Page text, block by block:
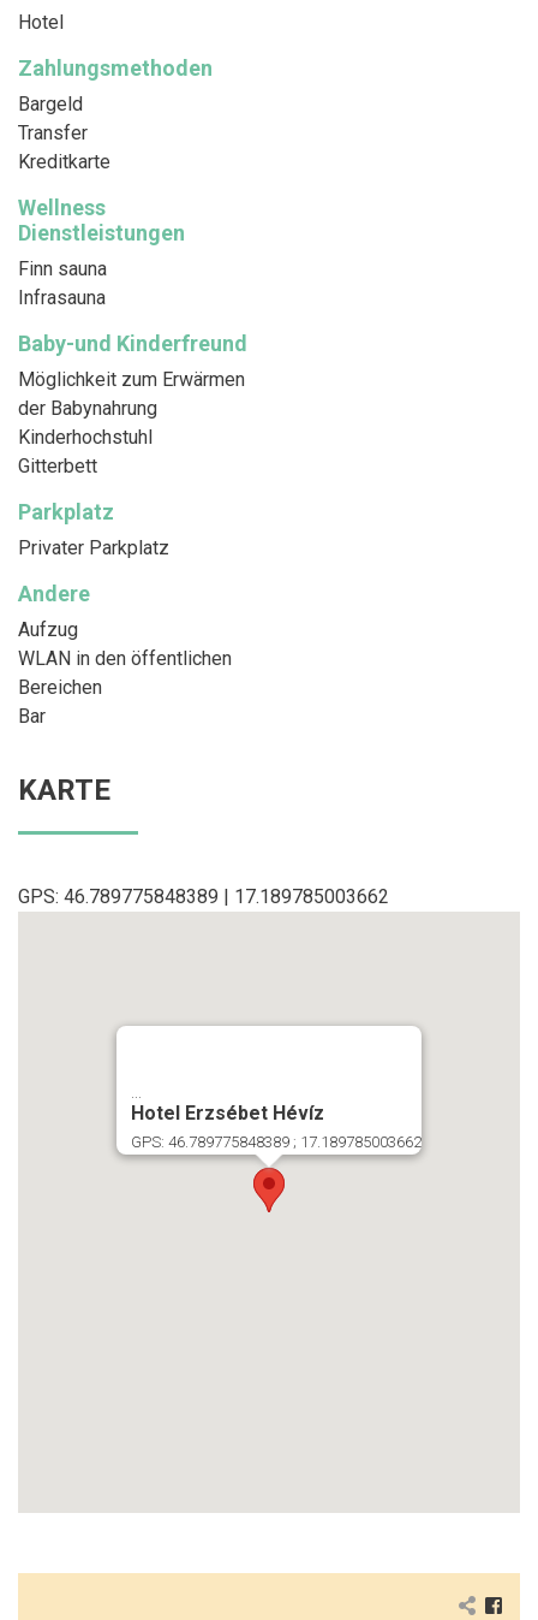
Hotel
Zahlungsmethoden
Bargeld
Transfer
Kreditkarte
Wellness
Dienstleistungen
Finn sauna
Infrasauna
Baby-und Kinderfreund
Möglichkeit zum Erwärmen
der Babynahrung
Kinderhochstuhl
Gitterbett
Parkplatz
Privater Parkplatz
Andere
Aufzug
WLAN in den öffentlichen
Bereichen
Bar
KARTE
GPS: 46.789775848389 | 17.189785003662
Hotel Erzsébet Hévíz
GPS: 46.789775848389 ; 17.189785003662